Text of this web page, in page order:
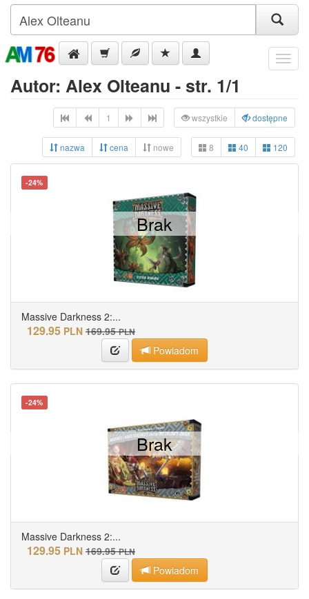
Menu
Autor: Alex Olteanu - str. 1/1
1 wszystkie dostępne
nazwa cena nowe 8 40 120
-24%
Massive Darkness 2:...
129.95 PLN 169.95 PLN
Powiadom
Brak
-24%
Massive Darkness 2:...
129.95 PLN 169.95 PLN
Powiadom
Brak